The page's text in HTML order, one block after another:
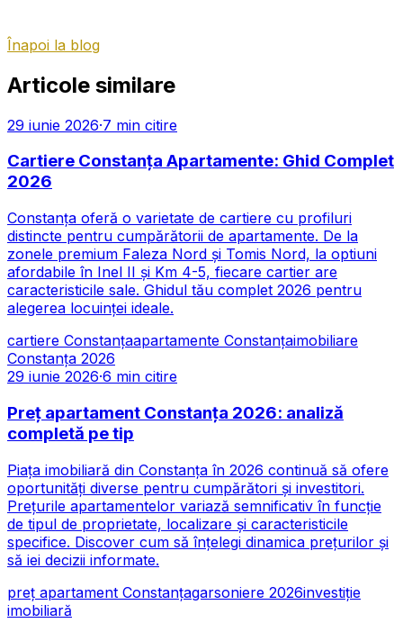
Înapoi la blog
Articole similare
29 iunie 2026·7 min citire
Cartiere Constanța Apartamente: Ghid Complet
2026
Constanța oferă o varietate de cartiere cu profiluri
distincte pentru cumpărătorii de apartamente. De la
zonele premium Faleza Nord și Tomis Nord, la optiuni
afordabile în Inel II și Km 4-5, fiecare cartier are
caracteristicile sale. Ghidul tău complet 2026 pentru
alegerea locuinței ideale.
cartiere Constanțaapartamente Constanțaimobiliare
Constanța 2026
29 iunie 2026·6 min citire
Preț apartament Constanța 2026: analiză
completă pe tip
Piața imobiliară din Constanța în 2026 continuă să ofere
oportunități diverse pentru cumpărători și investitori.
Prețurile apartamentelor variază semnificativ în funcție
de tipul de proprietate, localizare și caracteristicile
specifice. Discover cum să înțelegi dinamica prețurilor și
să iei decizii informate.
preț apartament Constanțagarsoniere 2026investiție
imobiliară